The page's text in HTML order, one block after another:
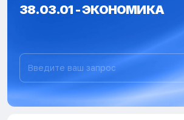
38.03.01 - ЭКОНОМИКА